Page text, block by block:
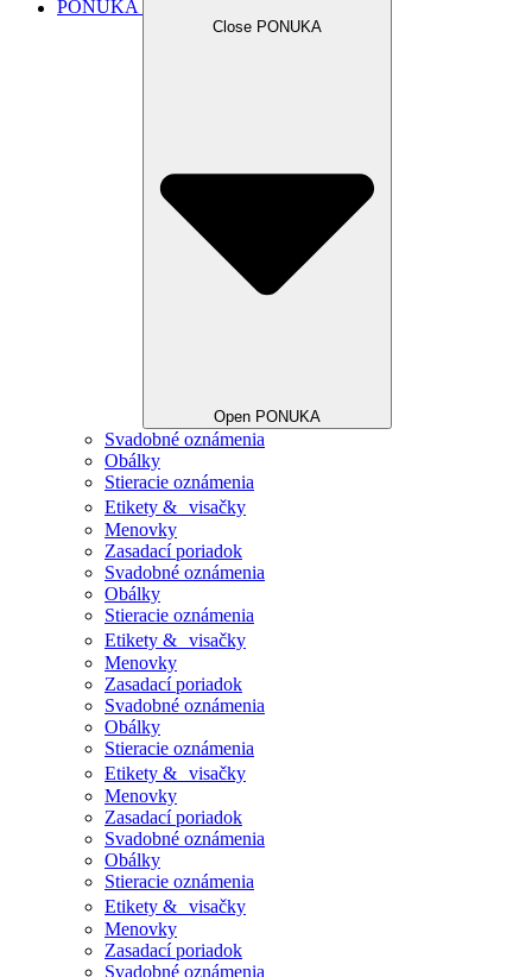
PONUKA
Close PONUKA
Open PONUKA
Svadobné oznámenia
Obálky
Stieracie oznámenia
Etikety & visačky
Menovky
Zasadací poriadok
Svadobné oznámenia
Obálky
Stieracie oznámenia
Etikety & visačky
Menovky
Zasadací poriadok
Svadobné oznámenia
Obálky
Stieracie oznámenia
Etikety & visačky
Menovky
Zasadací poriadok
Svadobné oznámenia
Obálky
Stieracie oznámenia
Etikety & visačky
Menovky
Zasadací poriadok
Svadobné oznámenia